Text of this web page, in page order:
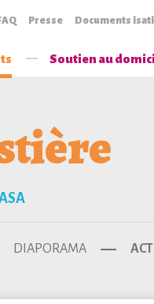
Presse Documents
Soutien au
DIAPORAMA